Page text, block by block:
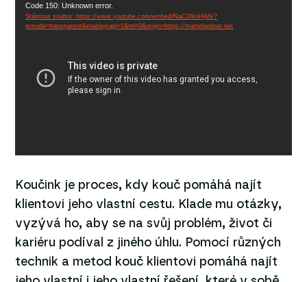
Video
přehrávač
Code 150: Unknown error.
Stáhnout soubor: https://www.youtube.com/embed/NaC0IkoHjMk?
wmode=transparent&enablejsapi=1&rel=0&origin=https://martinbednar.net
Koučink je proces, kdy kouč pomáhá najít
klientovi jeho vlastní cestu. Klade mu otázky,
vyzývá ho, aby se na svůj problém, život či
kariéru podíval z jiného úhlu. Pomocí různých
technik a metod kouč klientovi pomáhá najít